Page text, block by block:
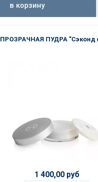
в корзину
ПРОЗРАЧНАЯ ПУДРА "Сэконд
1 400,00 руб